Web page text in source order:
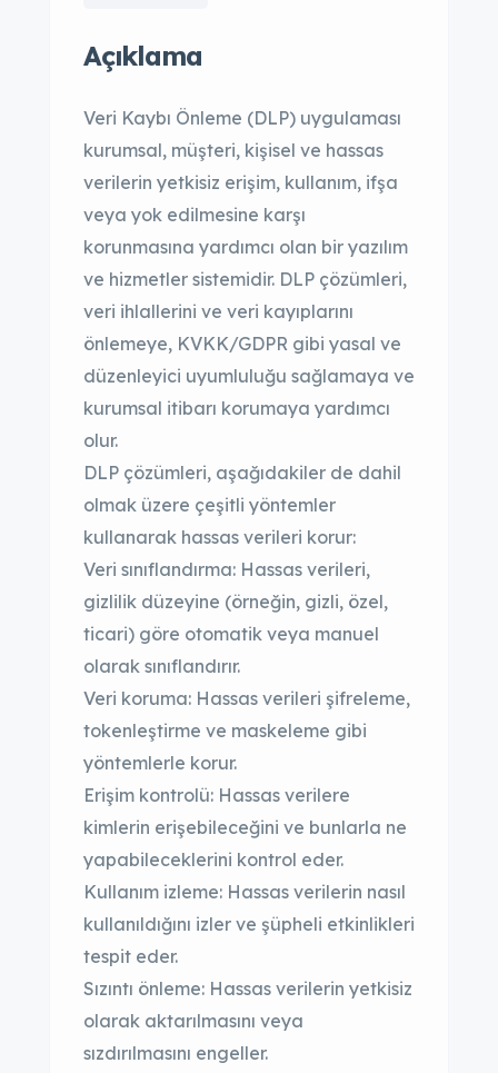
Açıklama
Veri Kaybı Önleme (DLP) uygulaması
kurumsal, müşteri, kişisel ve hassas
verilerin yetkisiz erişim, kullanım, ifşa
veya yok edilmesine karşı
korunmasına yardımcı olan bir yazılım
ve hizmetler sistemidir. DLP çözümleri,
veri ihlallerini ve veri kayıplarını
önlemeye, KVKK/GDPR gibi yasal ve
düzenleyici uyumluluğu sağlamaya ve
kurumsal itibarı korumaya yardımcı
olur.
DLP çözümleri, aşağıdakiler de dahil
olmak üzere çeşitli yöntemler
kullanarak hassas verileri korur:
Veri sınıflandırma: Hassas verileri,
gizlilik düzeyine (örneğin, gizli, özel,
ticari) göre otomatik veya manuel
olarak sınıflandırır.
Veri koruma: Hassas verileri şifreleme,
tokenleştirme ve maskeleme gibi
yöntemlerle korur.
Erişim kontrolü: Hassas verilere
kimlerin erişebileceğini ve bunlarla ne
yapabileceklerini kontrol eder.
Kullanım izleme: Hassas verilerin nasıl
kullanıldığını izler ve şüpheli etkinlikleri
tespit eder.
Sızıntı önleme: Hassas verilerin yetkisiz
olarak aktarılmasını veya
sızdırılmasını engeller.